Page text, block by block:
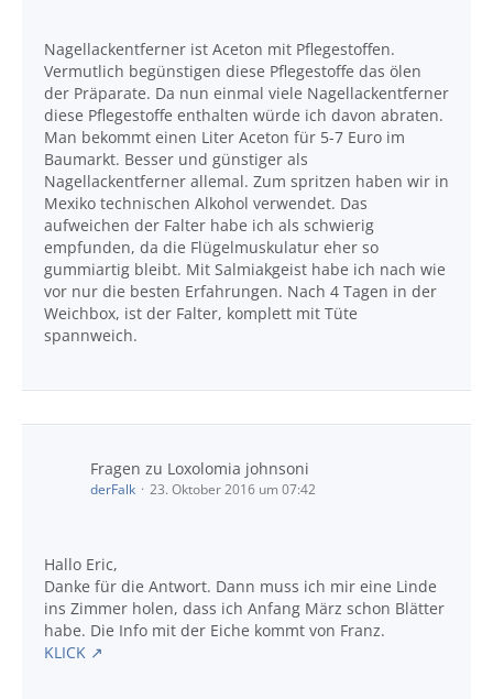
Nagellackentferner ist Aceton mit Pflegestoffen.
Vermutlich begünstigen diese Pflegestoffe das ölen
der Präparate. Da nun einmal viele Nagellackentferner
diese Pflegestoffe enthalten würde ich davon abraten.
Man bekommt einen Liter Aceton für 5-7 Euro im
Baumarkt. Besser und günstiger als
Nagellackentferner allemal. Zum spritzen haben wir in
Mexiko technischen Alkohol verwendet. Das
aufweichen der Falter habe ich als schwierig
empfunden, da die Flügelmuskulatur eher so
gummiartig bleibt. Mit Salmiakgeist habe ich nach wie
vor nur die besten Erfahrungen. Nach 4 Tagen in der
Weichbox, ist der Falter, komplett mit Tüte
spannweich.
Fragen zu Loxolomia johnsoni
derFalk 23. Oktober 2016 um 07:42
Hallo Eric,
Danke für die Antwort. Dann muss ich mir eine Linde
ins Zimmer holen, dass ich Anfang März schon Blätter
habe. Die Info mit der Eiche kommt von Franz.
KLICK